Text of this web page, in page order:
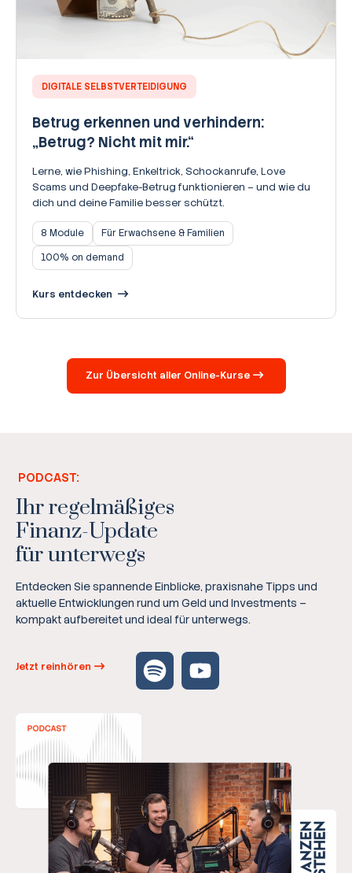
DIGITALE SELBSTVERTEIDIGUNG
Betrug erkennen und verhindern:
„Betrug? Nicht mit mir.“
Lerne, wie Phishing, Enkeltrick, Schockanrufe, Love
Scams und Deepfake-Betrug funktionieren – und wie du
dich und deine Familie besser schützt.
8 Module
Für Erwachsene & Familien
100% on demand
Kurs entdecken
Zur Übersicht aller Online-Kurse
PODCAST:
Ihr regelmäßiges
Finanz-Update
für unterwegs
Entdecken Sie spannende Einblicke, praxisnahe Tipps und
aktuelle Entwicklungen rund um Geld und Investments –
kompakt aufbereitet und ideal für unterwegs.
Jetzt reinhören